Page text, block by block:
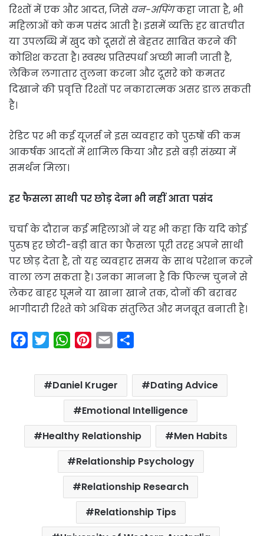
रिश्तों में एक और आदत, जिसे वन-अपिंगकहा जाता है, भी
महिलाओं को कम पसंद आती है। इसमें व्यक्ति हर बातचीत
या उपलब्धि में खुद को दूसरों से बेहतर साबित करने की
कोशिश करता है। स्वस्थ प्रतिस्पर्धा अच्छी मानी जाती है,
लेकिन लगातार तुलना करना और दूसरे को कमतर
दिखाने की प्रवृत्ति रिश्तों पर नकारात्मक असर डाल सकती
है।
रेडिट पर भी कई यूजर्स ने इस व्यवहार को पुरुषों की कम
आकर्षक आदतों में शामिल किया और इसे बड़ी संख्या में
समर्थन मिला।
हर फैसला साथी पर छोड़ देना भी नहीं आता पसंद
चर्चा के दौरान कई महिलाओं ने यह भी कहा कि यदि कोई
पुरुष हर छोटी-बड़ी बात का फैसला पूरी तरह अपने साथी
पर छोड़ देता है, तो यह व्यवहार समय के साथ परेशान करने
वाला लग सकता है। उनका मानना है कि फिल्म चुनने से
लेकर बाहर घूमने या खाना खाने तक, दोनों की बराबर
भागीदारी रिश्ते को अधिक संतुलित और मजबूत बनाती है।
o
i
t
e
r
W
a
t
s
A
p
p
n
t
e
r
e
s
t
a
i
l
a
e
Daniel Kruger
Dating Advice
Emotional Intelligence
Healthy Relationship
Men Habits
Relationship Psychology
Relationship Research
Relationship Tips